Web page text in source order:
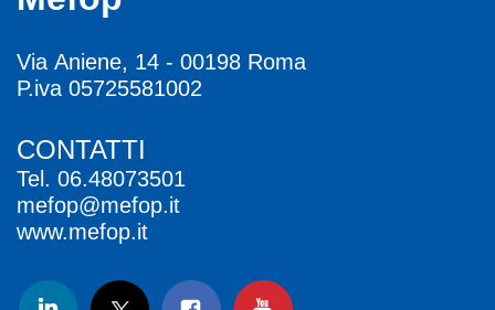
Via Aniene, 14 - 00198 Roma
P.iva 05725581002
CONTATTI
Tel. 06.48073501
mefop@mefop.it
www.mefop.it